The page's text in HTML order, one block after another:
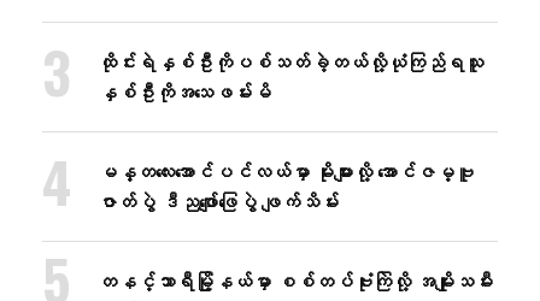
ထိုင်းရဲနှစ်ဦးကိုပစ်သတ်ခဲ့တယ်လို့ယုံကြည်ရသူ
နှစ်ဦးကိုအသေဖမ်းမိ
မန္တလေးအောင်ပင်လယ်မှာ မိုးများလို့ အောင်ဇမ္ဗူ
ဇာတ်ပွဲ ဒီညဖျော်ဖြေပွဲ ဖျက်သိမ်း
တနင်္သာရီမြို့နယ်မှာ စစ်တပ်ဗုံးကြဲလို့ အမျိုးသမီး